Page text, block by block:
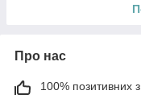
Про нас
100% позитивних з